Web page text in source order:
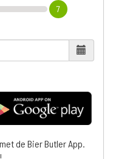
7
de Bier Butler App.